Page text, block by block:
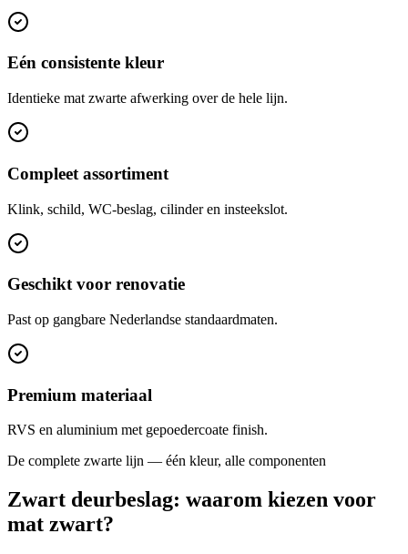
Eén consistente kleur
Identieke mat zwarte afwerking over de hele lijn.
Compleet assortiment
Klink, schild, WC-beslag, cilinder en insteekslot.
Geschikt voor renovatie
Past op gangbare Nederlandse standaardmaten.
Premium materiaal
RVS en aluminium met gepoedercoate finish.
De complete zwarte lijn — één kleur, alle componenten
Zwart deurbeslag: waarom kiezen voor
mat zwart?